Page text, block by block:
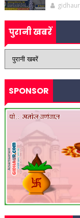
पुरानी खबरें
SPONSOR